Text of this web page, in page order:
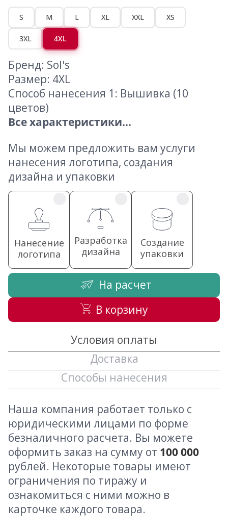
S M L XL XXL XS
3XL 4XL
Бренд: Sol's
Размер: 4XL
Способ нанесения 1: Вышивка (10
цветов)
Все характеристики...
Мы можем предложить вам услуги
нанесения логотипа, создания
дизайна и упаковки
Нанесение
логотипа
Разработка
дизайна
Создание
упаковки
На расчет
В корзину
Условия оплаты
Доставка
Способы нанесения
Наша компания работает только с
юридическими лицами по форме
безналичного расчета. Вы можете
оформить заказ на сумму от 100 000
рублей. Некоторые товары имеют
ограничения по тиражу и
ознакомиться с ними можно в
карточке каждого товара.